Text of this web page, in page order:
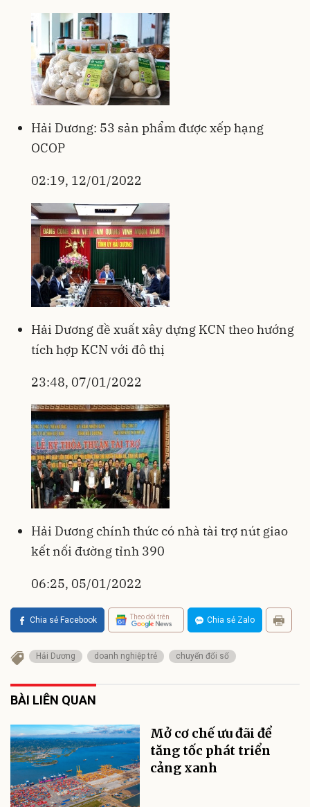
Hải Dương: 53 sản phẩm được xếp hạng
OCOP
02:19, 12/01/2022
Hải Dương đề xuất xây dựng KCN theo hướng
tích hợp KCN với đô thị
23:48, 07/01/2022
Hải Dương chính thức có nhà tài trợ nút giao
kết nối đường tỉnh 390
06:25, 05/01/2022
Chia sẻ Facebook Theo dõi trên Chia sẻ Zalo
Hải Dương doanh nghiệp trẻ chuyển đổi số
BÀI LIÊN QUAN
Mở cơ chế ưu đãi để
tăng tốc phát triển
cảng xanh